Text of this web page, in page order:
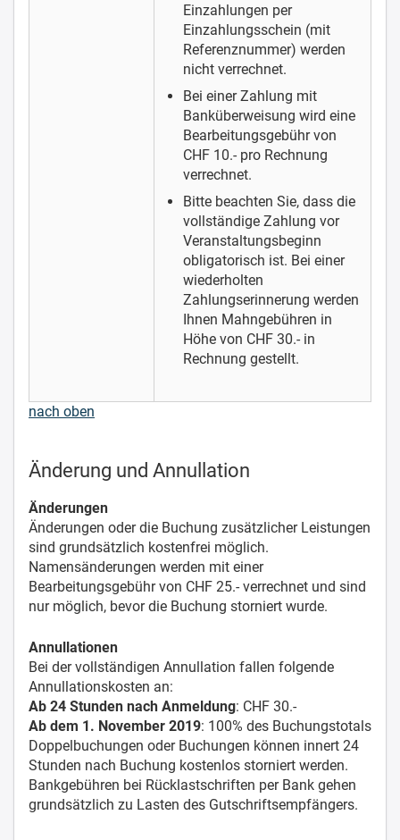
Einzahlungen per
Einzahlungsschein (mit
Referenznummer) werden
nicht verrechnet.
Bei einer Zahlung mit
Banküberweisung wird eine
Bearbeitungsgebühr von
CHF 10.- pro Rechnung
verrechnet.
Bitte beachten Sie, dass die
vollständige Zahlung vor
Veranstaltungsbeginn
obligatorisch ist. Bei einer
wiederholten
Zahlungserinnerung werden
Ihnen Mahngebühren in
Höhe von CHF 30.- in
Rechnung gestellt.
nach oben
Änderung und Annullation
Änderungen
Änderungen oder die Buchung zusätzlicher Leistungen
sind grundsätzlich kostenfrei möglich.
Namensänderungen werden mit einer
Bearbeitungsgebühr von CHF 25.- verrechnet und sind
nur möglich, bevor die Buchung storniert wurde.
Annullationen
Bei der vollständigen Annullation fallen folgende
Annullationskosten an:
Ab 24 Stunden nach Anmeldung: CHF 30.-
Ab dem 1. November 2019: 100% des Buchungstotals
Doppelbuchungen oder Buchungen können innert 24
Stunden nach Buchung kostenlos storniert werden.
Bankgebühren bei Rücklastschriften per Bank gehen
grundsätzlich zu Lasten des Gutschriftsempfängers.